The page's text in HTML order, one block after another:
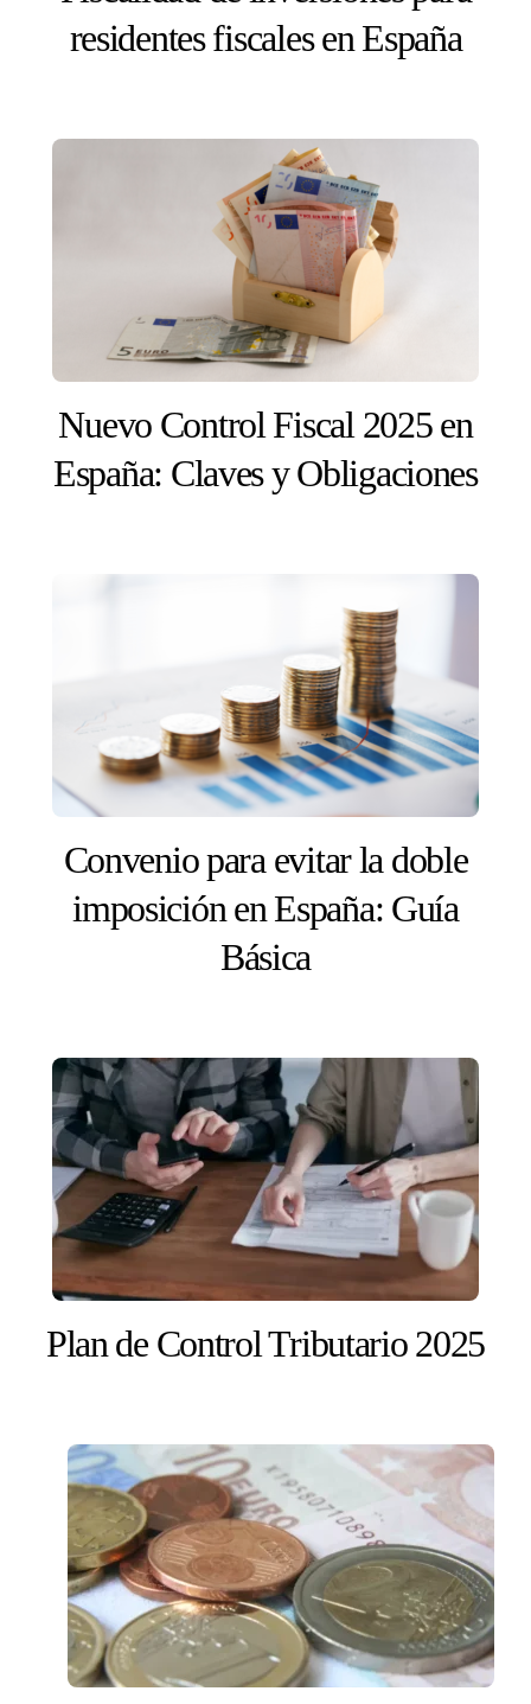
residentes fiscales en España
Nuevo Control Fiscal 2025 en
España: Claves y Obligaciones
Convenio para evitar la doble
imposición en España: Guía
Básica
Plan de Control Tributario 2025